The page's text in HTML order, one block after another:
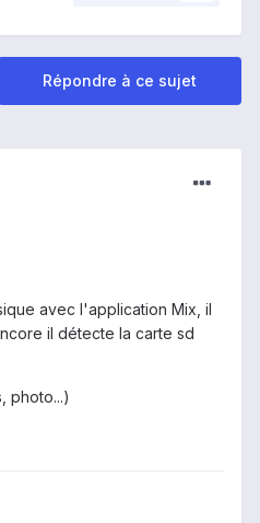
Répondre à ce sujet
avec l'application Mix, il
il détecte la carte sd
photo...)